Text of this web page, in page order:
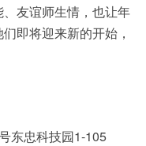
友谊师生情，也让年
即将迎来新的开始，
东忠科技园1-105